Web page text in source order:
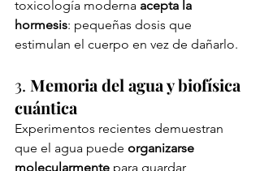
toxicología moderna acepta la
hormesis: pequeñas dosis que
estimulan el cuerpo en vez de dañarlo.
3. Memoria del agua y biofísica
cuántica
Experimentos recientes demuestran
que el agua puede organizarse
molecularmente para guardar